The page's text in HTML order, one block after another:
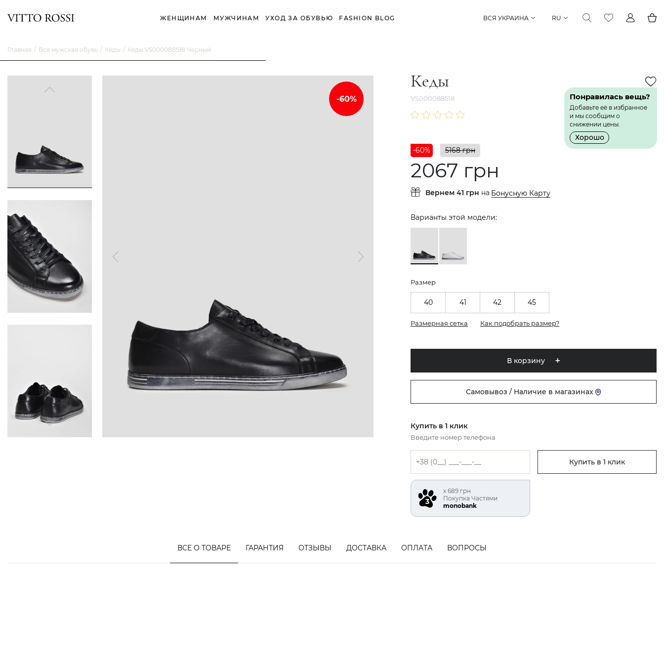
ЖЕНЩИНАМ МУЖЧИНАМ УХОД ЗА ОБУВЬЮ FASHION BLOG ВСЯ УКРАИНА RU
Главная Вся мужская обувь Кеды Кеды VS000088518 Черный
Кеды
VS000088518 Понравилась вещь?
Добавьте её в избранное
и мы сообщим о
снижении цены.
Хорошо
-60%
5168 грн
2067 грн
Вернем 41 грн на Бонусную Карту
Варианты этой модели:
Размер
40 41 42 45
Размерная сетка Как подобрать размер?
В корзину
Самовывоз / Наличие в магазинах
Купить в 1 клик
Введите номер телефона
Купить в 1 клик
х 689 грн
Покупка Частями
monobank
ВСЕ О ТОВАРЕ ГАРАНТИЯ ОТЗЫВЫ ДОСТАВКА ОПЛАТА ВОПРОСЫ